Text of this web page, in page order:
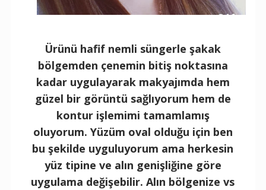
Ürünü hafif nemli süngerle şakak
bölgemden çenemin bitiş noktasına
kadar uygulayarak makyajımda hem
güzel bir görüntü sağlıyorum hem de
kontur işlemimi tamamlamış
oluyorum. Yüzüm oval olduğu için ben
bu şekilde uyguluyorum ama herkesin
yüz tipine ve alın genişliğine göre
uygulama değişebilir. Alın bölgenize vs